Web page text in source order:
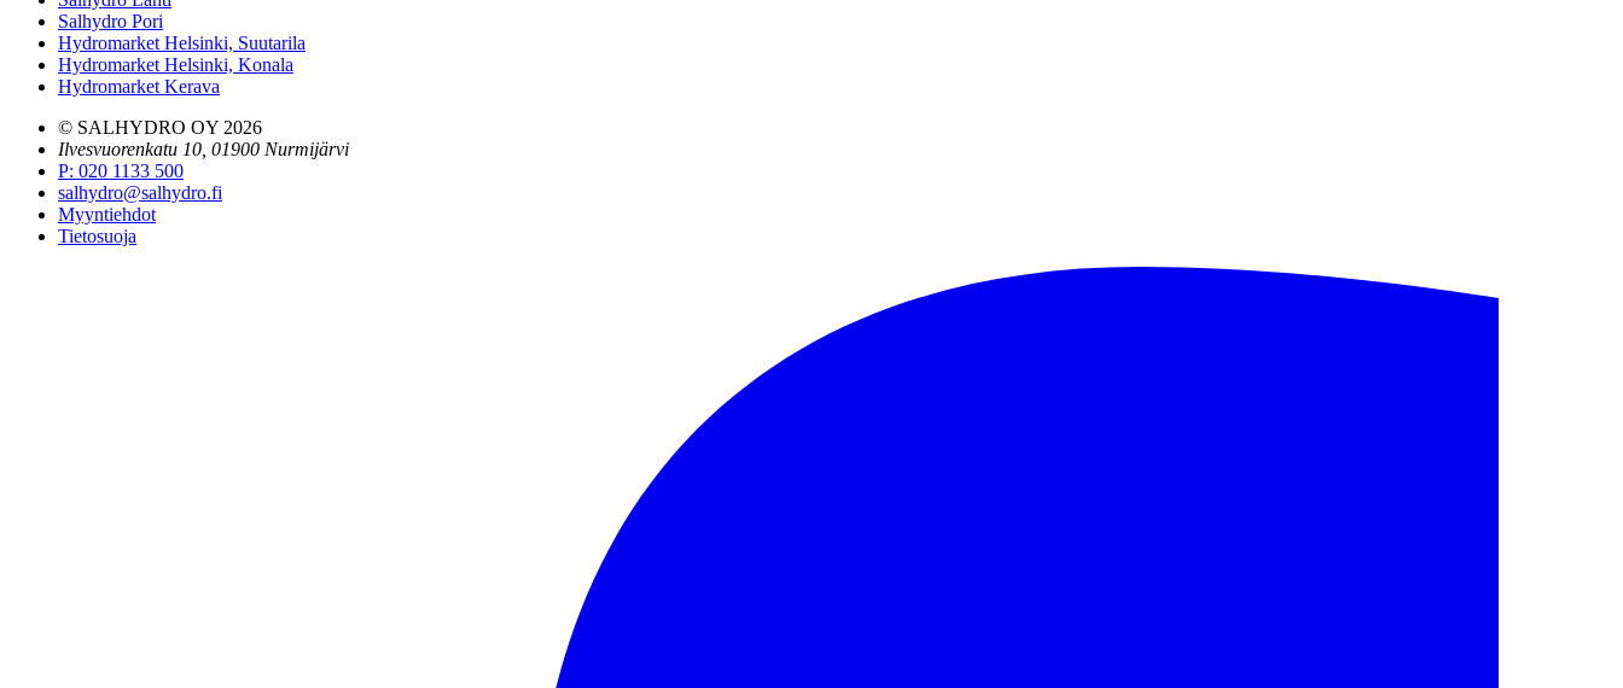
Salhydro Pori
Hydromarket Helsinki, Suutarila
Hydromarket Helsinki, Konala
Hydromarket Kerava
© SALHYDRO OY 2026
Ilvesvuorenkatu 10, 01900 Nurmijärvi
P: 020 1133 500
salhydro@salhydro.fi
Myyntiehdot
Tietosuoja